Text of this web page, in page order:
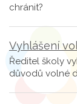
chránit?
Vyhlášení
Ředitel školy
důvodů volné